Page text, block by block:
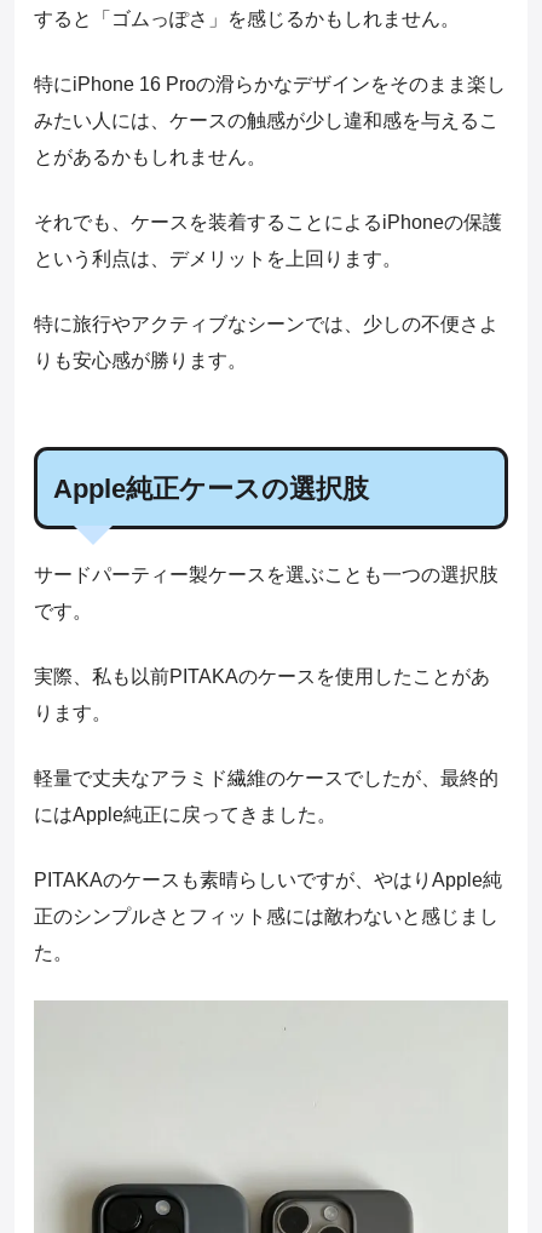
すると「ゴムっぽさ」を感じるかもしれません。
特にiPhone 16 Proの滑らかなデザインをそのまま楽し
みたい人には、ケースの触感が少し違和感を与えるこ
とがあるかもしれません。
それでも、ケースを装着することによるiPhoneの保護
という利点は、デメリットを上回ります。
特に旅行やアクティブなシーンでは、少しの不便さよ
りも安心感が勝ります。
Apple純正ケースの選択肢
サードパーティー製ケースを選ぶことも一つの選択肢
です。
実際、私も以前PITAKAのケースを使用したことがあ
ります。
軽量で丈夫なアラミド繊維のケースでしたが、最終的
にはApple純正に戻ってきました。
PITAKAのケースも素晴らしいですが、やはりApple純
正のシンプルさとフィット感には敵わないと感じまし
た。